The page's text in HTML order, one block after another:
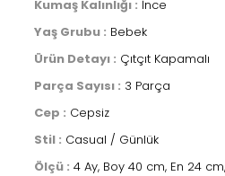
Kumaş Kalınlığı : İnce
Yaş Grubu : Bebek
Ürün Detayı : Çıtçıt Kapamalı
Parça Sayısı : 3 Parça
Cep : Cepsiz
Stil : Casual / Günlük
Ölçü : 4 Ay, Boy 40 cm, En 24